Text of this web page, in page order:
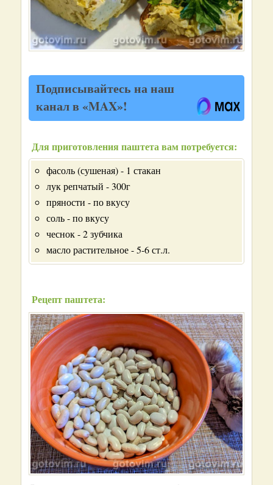
Подписывайтесь на наш
канал в «MAX»!
Для приготовления паштета вам потребуется:
фасоль (сушеная) - 1 стакан
лук репчатый - 300г
пряности - по вкусу
соль - по вкусу
чеснок - 2 зубчика
масло растительное - 5-6 ст.л.
Рецепт паштета: